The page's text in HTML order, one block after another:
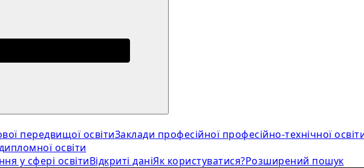
передвищої освітиЗаклади професійної професійно-технічної
освіти
у сфері освітиВідкриті даніЯк користуватися?Розширений пошук